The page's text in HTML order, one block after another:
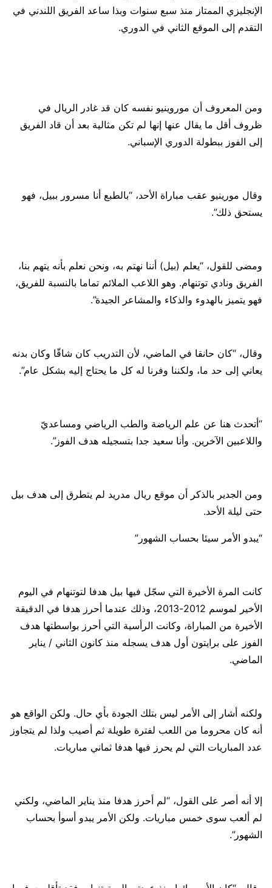
الإنجليزي الممتاز منذ سبع سنوات وبذا ساعد الفريق اللندني في
التقدم إلى الموقع الثاني في الدوري.
ومن المعروف أن موروينيو نفسه كان قد غادر الريال في
ظروف أقل ما يقال عنها إنها لم تكن مثالية بعد أن قاد الفريق
إلى الفوز ببطولة الدوري الإسباني.
وقال مورينيو عقب مباراة الأحد، “بالطبع أنا مسرور ببيل، فهو
يستحق ذلك”.
ومضى للقول، “يعلم (بيل) أننا نهتم به، ونحن نعلم بأنه يتهم بنا،
الفريق ونادي توتنهام. وهو اللاعب الملائم تماما بالنسبة للفريق،
فهو يتميز بالهدوء والذكاء والمشاعر الجيدة”.
وقال، “كان حانقا في الماضي، لأن التدريب كان شاقّا وكان بدنه
يعاني إلى حد ما، ولكننا وفرنا له كل ما يحتاج إليه بشكل عام”.
“أتحدث هنا عن علم الرياضة والطب الرياضي ومساعديّ
واللاعبين الآخرين. وأنا سعيد جدا بتسجيله هدف الفوز”.
ومن الجدير بالذكر أن موقع ريال مدريد لم يتطرق إلى هدف بيل
حتى ليلة الأحد.
“يبدو الأمر سيئا بحساب الشهور”
كانت المرة الأخيرة التي سجّل فيها بيل هدفا لتوتنهام في اليوم
الأخير لموسم 2012-2013، وذلك عندما أحرز هدفا في الدقيقة
الأخيرة من المباراة، وكانت الرأسية التي أحرز بواسطتها هدف
الفوز على برايتون أول هدف يسجله منذ كانون الثاني / يناير
الماضي.
ولكنه أشار إلى الأمر ليس بتلك الجودة بأي حال. ولكن الواقع هو
أنه كان محروما من اللعب لفترة طويلة ثم أصيب ولذا لم يتجاوز
عدد المباريات التي لم يحرز فيها هدفا ثماني مباريات.
إلا أنه أصر على القول، “لم أحرز هدفا منذ يناير الماضي، ولكني
لم ألعب سوى خمس مباريات. ولكن الأمر يبدو أسوأ بحساب
الشهور”.